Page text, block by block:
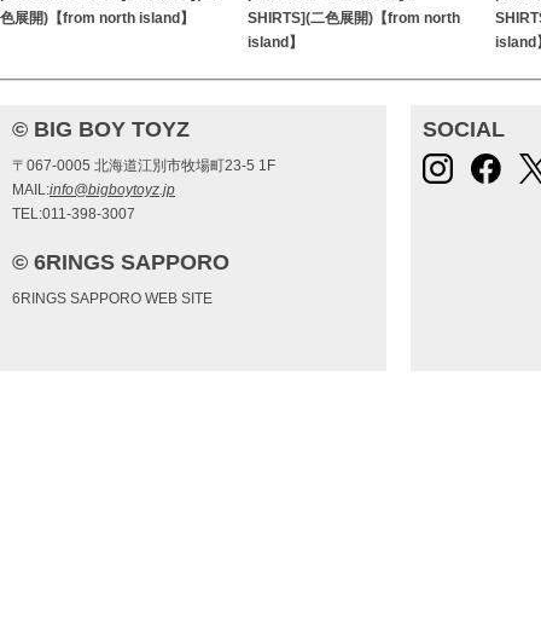
色展開)【from north island】
SHIRTS](二色展開)【from north
island】
island
© BIG BOY TOYZ
〒067-0005 北海道江別市牧場町23-5 1F
MAIL:info@bigboytoyz.jp
TEL:011-398-3007
© 6RINGS SAPPORO
6RINGS SAPPORO WEB SITE
SOCIAL